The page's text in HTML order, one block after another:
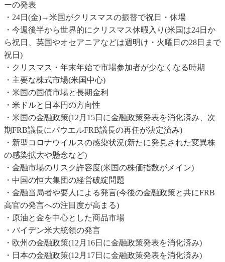
ーの発表
・24日(金)→米国がクリスマスの振替で祝日・休場
・今週後半から世界的にクリスマス休暇入り(米国は24日か
ら祝日、英国やオセアニアなどは週明け・火曜日の28日まで
祝日)
・クリスマス・年末年始で市場参加者が少なくなる時期
・主要な株式市場(米国中心)
・米国の国債市場と長期金利
・米ドルと日本円の方向性
・米国の金融政策(12月15日に金融政策発表を消化済み、次
期FRB議長にパウエルFRB議長の再任が決定済み)
・新型コロナウイルスの感染状況(新たに発見された変異株
の感染拡大や懸念など)
・金融市場のリスク許容度(米国の株価指数がメイン)
・中国の恒大集団の経営破綻問題
・金融当局者や要人による発言(今後の金融政策と共にFRB
高官の発言への注目度が高まる)
・原油と金を中心とした商品市場
・バイデン米大統領の発言
・欧州の金融政策(12月16日に金融政策発表を消化済み)
・日本の金融政策(12月17日に金融政策発表を消化済み)